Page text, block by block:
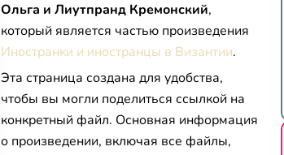
Ольга и Лиутпранд Кремонский,
который является частью произведения
Иностранки и иностранцы в Византии.
Эта страница создана для удобства,
чтобы вы могли поделиться ссылкой на
конкретный файл. Основная информация
о произведении, включая все файлы,